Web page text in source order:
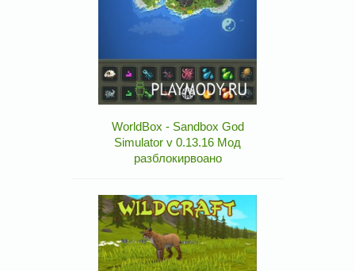
WorldBox - Sandbox God
Simulator v 0.13.16 Мод
разблокирвоано